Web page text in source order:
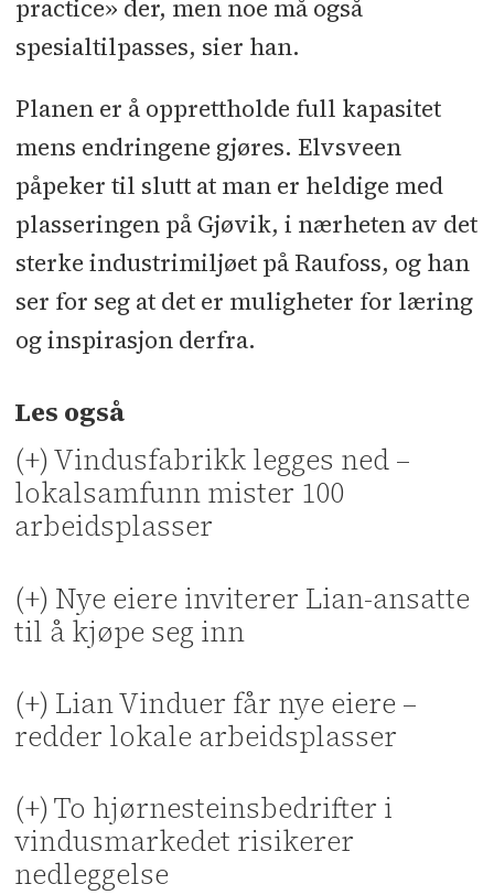
practice» der, men noe må også
spesialtilpasses, sier han.
Planen er å opprettholde full kapasitet
mens endringene gjøres. Elvsveen
påpeker til slutt at man er heldige med
plasseringen på Gjøvik, i nærheten av det
sterke industrimiljøet på Raufoss, og han
ser for seg at det er muligheter for læring
og inspirasjon derfra.
Les også
(+) Vindusfabrikk legges ned –
lokalsamfunn mister 100
arbeidsplasser
(+) Nye eiere inviterer Lian-ansatte
til å kjøpe seg inn
(+) Lian Vinduer får nye eiere –
redder lokale arbeidsplasser
(+) To hjørnesteinsbedrifter i
vindusmarkedet risikerer
nedleggelse